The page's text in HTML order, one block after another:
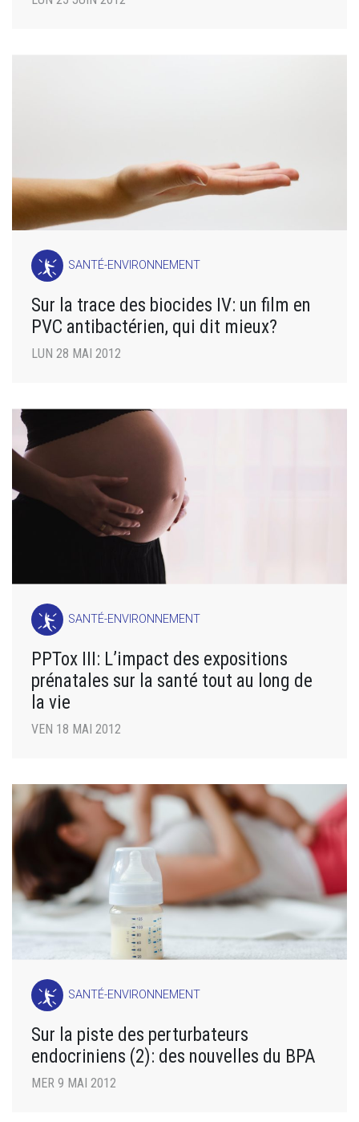
SANTÉ-ENVIRONNEMENT
Sur la trace des biocides IV: un film en
PVC antibactérien, qui dit mieux?
LUN 28 MAI 2012
SANTÉ-ENVIRONNEMENT
PPTox III: L’impact des expositions
prénatales sur la santé tout au long de
la vie
VEN 18 MAI 2012
SANTÉ-ENVIRONNEMENT
Sur la piste des perturbateurs
endocriniens (2): des nouvelles du BPA
MER 9 MAI 2012